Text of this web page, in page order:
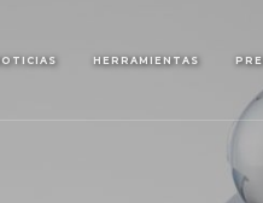
HERRAMIENTAS